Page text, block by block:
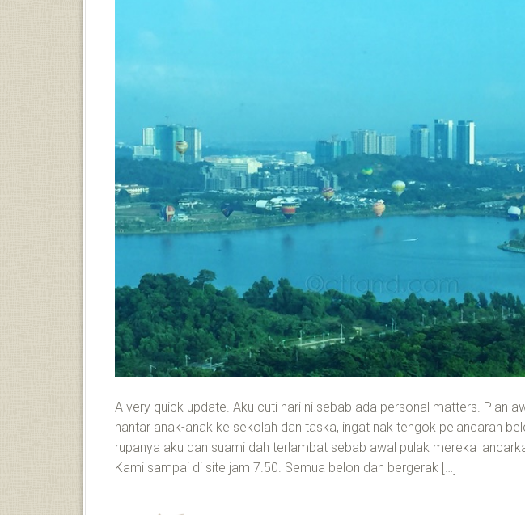
A very quick update. Aku cuti hari ni sebab ada personal matters. Plan
hantar anak-anak ke sekolah dan taska, ingat nak tengok pelancaran
rupanya aku dan suami dah terlambat sebab awal pulak mereka
Kami sampai di site jam 7.50. Semua belon dah bergerak […]